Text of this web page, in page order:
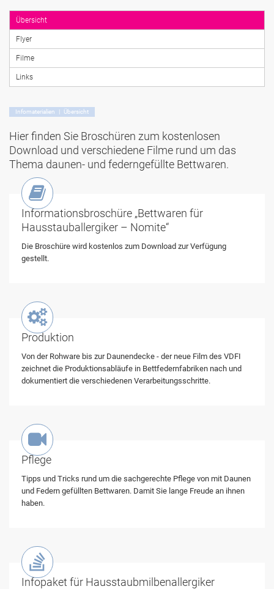
Übersicht
Flyer
Filme
Links
Infomaterialien | Übersicht
Hier finden Sie Broschüren zum kostenlosen
Download und verschiedene Filme rund um das
Thema daunen- und federngefüllte Bettwaren.

Informationsbroschüre „Bettwaren für
Hausstauballergiker – Nomite“
Die Broschüre wird kostenlos zum Download zur Verfügung
gestellt.

Produktion
Von der Rohware bis zur Daunendecke - der neue Film des VDFI
zeichnet die Produktionsabläufe in Bettfedernfabriken nach und
dokumentiert die verschiedenen Verarbeitungsschritte.

Pflege
Tipps und Tricks rund um die sachgerechte Pflege von mit Daunen
und Federn gefüllten Bettwaren. Damit Sie lange Freude an ihnen
haben.

Infopaket für Hausstaubmilbenallergiker